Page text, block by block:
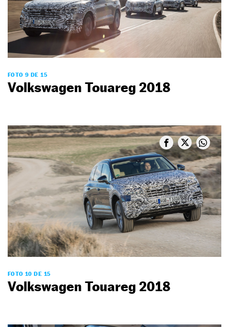
FOTO 9 DE 15
Volkswagen Touareg 2018
FOTO 10 DE 15
Volkswagen Touareg 2018